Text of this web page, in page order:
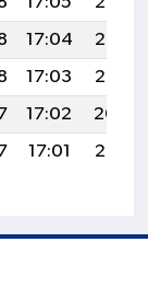
17:04
20:07
17:03
20:05
17:02
20:04
17:01 20:02